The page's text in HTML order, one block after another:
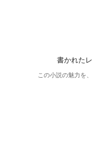
書かれた
この小説の魅力を